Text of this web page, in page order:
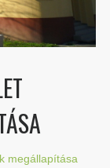
megállapítása